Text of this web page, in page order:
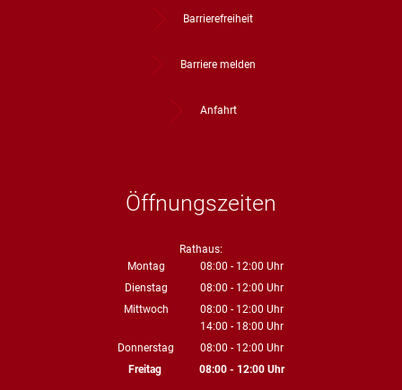
Barrierefreiheit
Barriere melden
Anfahrt
Öffnungszeiten
Rathaus:
Montag
08:00 - 12:00 Uhr
Von 08:00 bis 12:00 Uhr
Dienstag 08:00 - 12:00 Uhr
Von 08:00 bis 12:00 Uhr
Mittwoch 08:00 - 12:00 Uhr
Von 08:00 bis 12:00 Uhr
14:00 - 18:00 Uhr
Von 14:00 bis 18:00 Uhr
Donnerstag 08:00 - 12:00 Uhr
Von 08:00 bis 12:00 Uhr
Freitag 08:00- 12:00Uhr